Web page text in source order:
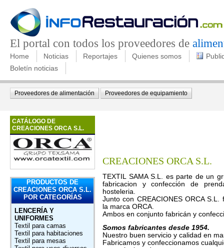
El portal con todos los proveedores de
Home Noticias Reportajes Quienes somos
Boletín noticias
Proveedores de alimentación Proveedores de equipamiento
CATÁLOGO DE
CREACIONES ORCA S.L.
PRODUCTOS DE
CREACIONES ORCA S.L.
POR CATEGORÍAS
LENCERÍA Y
UNIFORMES
Textil para camas
Textil para habitaciones
Textil para mesas
CREACIONES ORCA S.L.
TEXTIL SAMA S.L. es parte de un
fabricacion y confección de
hosteleria.
Junto con CREACIONES ORCA
la marca ORCA.
Ambos en conjunto fabricán y
Somos fabricantes desde 1954.
Nuestro buen servicio y calidad en
Fabricamos y confeccionamos